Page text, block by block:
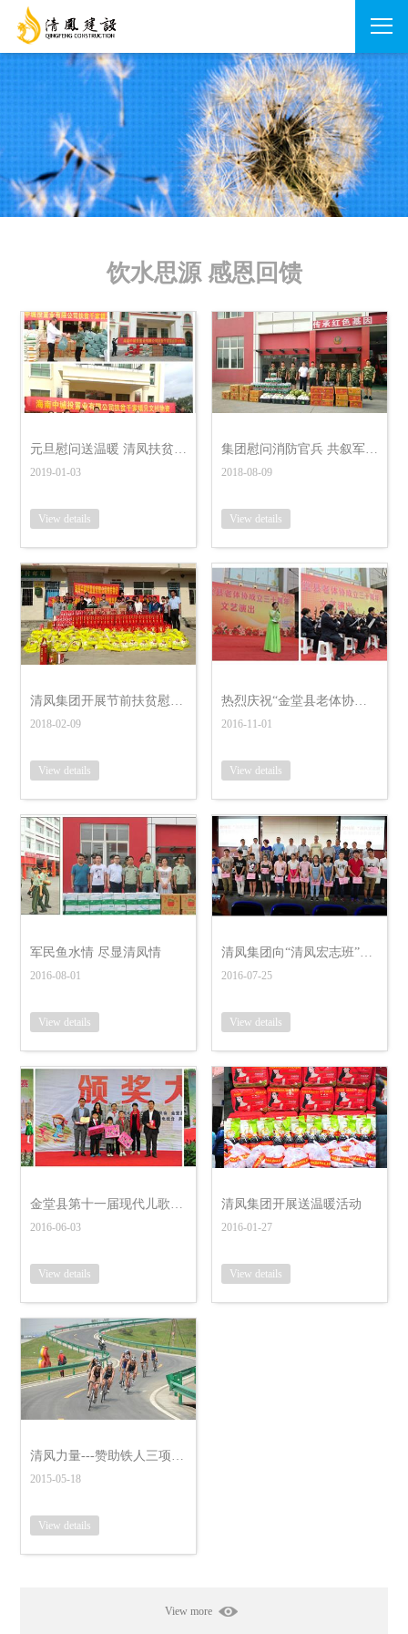
饮水思源 感恩回馈
2019-01-03
View details
集团慰问消防官兵 共叙军民鱼水情
2018-08-09
View details
清凤集团开展节前扶贫慰问活动
2018-02-09
View details
热烈庆祝“金堂县老体协成立30周年文艺演出”活动圆满落幕
2016-11-01
View details
军民鱼水情 尽显清凤情
2016-08-01
View details
清凤集团向“清凤宏志班”发放高考奖励金
2016-07-25
View details
2016-06-03
View details
清凤集团开展送温暖活动
2016-01-27
View details
2015-05-18
View details
View more